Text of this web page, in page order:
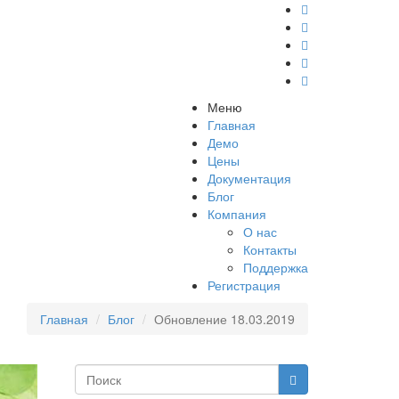
Меню
Главная
Демо
Цены
Документация
Блог
Компания
О нас
Контакты
Поддержка
Регистрация
Главная
Блог Обновление 18.03.2019